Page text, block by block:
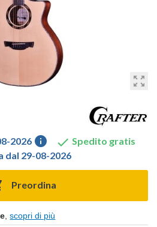
zoom_out_map
2026 info  Spedito gratis
dal 29-08-2026
Preordina
,scopri di più